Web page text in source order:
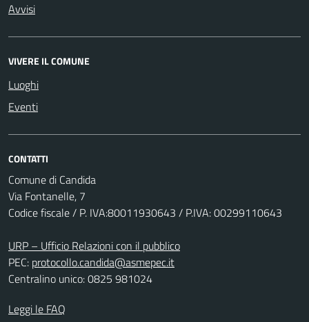
Avvisi
VIVERE IL COMUNE
Luoghi
Eventi
CONTATTI
Comune di Candida
Via Fontanelle, 7
Codice fiscale / P. IVA:80011930643 / P.IVA: 00299110643
URP – Ufficio Relazioni con il pubblico
PEC: protocollo.candida@asmepec.it
Centralino unico: 0825 981024
Leggi le FAQ